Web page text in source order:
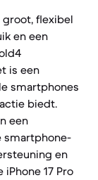
flexibel
en een
is een
smartphones
biedt.
een
smartphone-
en
17 Pro